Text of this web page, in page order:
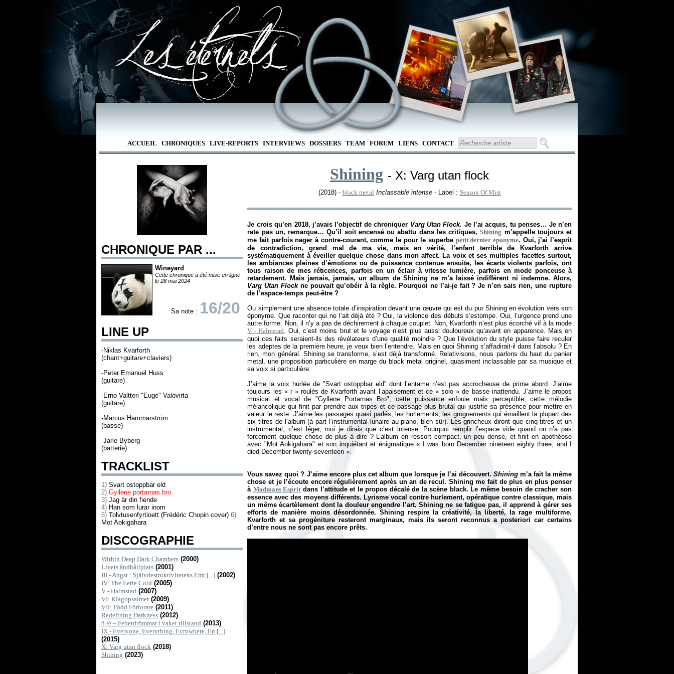
ACCUEIL CHRONIQUES LIVE-REPORTS INTERVIEWS DOSSIERS TEAM FORUM LIENS CONTACT
CHRONIQUE PAR ...
Wineyard
Cette chronique a été mise en ligne
le 28 mai 2024
Sa note : 16/20
LINE UP
-Niklas Kvarforth
(chant+guitare+claviers)
-Peter Emanuel Huss
(guitare)
-Erno Valtteri "Euge" Valovirta
(guitare)
-Marcus Hammarström
(basse)
-Jarle Byberg
(batterie)
TRACKLIST
1) Svart ostoppbar eld
2) Gyllene portarnas bro
3) Jag är din fiende
4) Han som lurar inom
5) Tolvtusenfyrtioett (Frédéric Chopin cover) 6)
Mot Aokigahara
DISCOGRAPHIE
Within Deep Dark Chambers (2000)
Livets ändhållplats (2001)
III - Angst : Självdestruktivitetens Emi [...] (2002)
IV: The Eerie Cold (2005)
V - Halmstad (2007)
VI: Klagopsalmer (2009)
VII: Född Förlorare (2011)
Redefining Darkness (2012)
8 ½ – Feberdrömmar i vaket tillstand (2013)
IX - Everyone, Everything, Evrywhere, En [...]
(2015)
X: Varg utan flock (2018)
Shining (2023)
Shining - X: Varg utan flock
(2018) - black metal Inclassable intense- Label : Season Of Mist
Je crois qu’en 2018, j’avais l’objectif de chroniquer Varg Utan Flock. Je l’ai acquis, tu penses… Je n’en
rate pas un, remarque… Qu’il soit encensé ou abattu dans les critiques,Shining m’appelle toujours et
me fait parfois nager à contre-courant, comme le pour le superbe petit dernier éponyme. Oui, j’ai l’esprit
de contradiction, grand mal de ma vie, mais en vérité, l’enfant terrible de Kvarforth arrive
systématiquement à éveiller quelque chose dans mon affect. La voix et ses multiples facettes surtout,
les ambiances pleines d’émotions ou de puissance contenue ensuite, les écarts violents parfois, ont
tous raison de mes réticences, parfois en un éclair à vitesse lumière, parfois en mode ponceuse à
retardement. Mais jamais, jamais, un album de Shining ne m’a laissé indifférent ni indemne. Alors,
Varg Utan Flockne pouvait qu’obéir à la règle. Pourquoi ne l’ai-je fait ? Je n’en sais rien, une rupture
de l’espace-temps peut-être ?
Ou simplement une absence totale d’inspiration devant une œuvre qui est du pur Shining en évolution vers son
éponyme. Que raconter qui ne l’ait déjà été ? Oui, la violence des débuts s’estompe. Oui, l’urgence prend une
autre forme. Non, il n’y a pas de déchirement à chaque couplet. Non, Kvarforth n’est plus écorché vif à la mode
V - Halmstad. Oui, c’est moins brut et le voyage n’est plus aussi douloureux qu’avant en apparence. Mais en
quoi ces faits seraient-ils des révélateurs d’une qualité moindre ? Que l’évolution du style puisse faire reculer
les adeptes de la première heure, je veux bien l’entendre. Mais en quoi Shining s’affadirait-il dans l’absolu ? En
rien, mon général. Shining se transforme, s’est déjà transformé. Relativisons, nous parlons du haut du panier
metal, une proposition particulière en marge du black metal originel, quasiment inclassable par sa musique et
sa voix si particulière.
J’aime la voix hurlée de "Svart ostoppbar eld” dont l’entame n’est pas accrocheuse de prime abord. J’aime
toujours les « r » roulés de Kvarforth avant l’apaisement et ce «solo» de basse inattendu. J’aime le propos
musical et vocal de "Gyllene Portarnas Bro", cette puissance enfouie mais perceptible, cette mélodie
mélancolique qui finit par prendre aux tripes et ce passage plus brutal qui justifie sa présence pour mettre en
valeur le reste. J’aime les passages quasi parlés, les hurlements, les grognements qui émaillent la plupart des
six titres de l’album (à part l’instrumental lunaire au piano, bien sûr). Les grincheux diront que cinq titres et un
instrumental, c’est léger, moi je dirais que c’est intense. Pourquoi remplir l’espace vide quand on n’a pas
forcément quelque chose de plus à dire ? L’album en ressort compact, un peu dense, et finit en apothéose
avec "Mot Aokigahara" et son inquiétant et énigmatique«
I was born December nineteen eighty three, and I
died December twenty seventeen».
Vous savez quoi ? J’aime encore plus cet album que lorsque je l’ai découvert. Shining m’a fait la même
chose et je l’écoute encore régulièrement après un an de recul. Shining me fait de plus en plus penser
à Madmans Espritdans l’attitude et le propos décalé de la scène black. Le même besoin de cracher son
essence avec des moyens différents. Lyrisme vocal contre hurlement, opératique contre classique, mais
un même écartèlement dont la douleur engendre l’art. Shining ne se fatigue pas, il apprend à gérer ses
efforts de manière moins désordonnée. Shining respire la créativité, la liberté, la rage multiforme.
Kvarforth et sa progéniture resteront marginaux, mais ils seront reconnus a posteriori car certains
d’entre nous ne sont pas encore prêts.